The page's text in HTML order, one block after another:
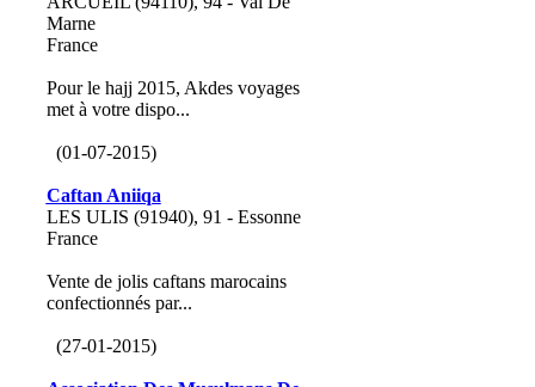
Marne
France
Pour le hajj 2015, Akdes voyages
met à votre dispo...
(01-07-2015)
Caftan Aniiqa
LES ULIS (91940), 91 - Essonne
France
Vente de jolis caftans marocains
confectionnés par...
(27-01-2015)